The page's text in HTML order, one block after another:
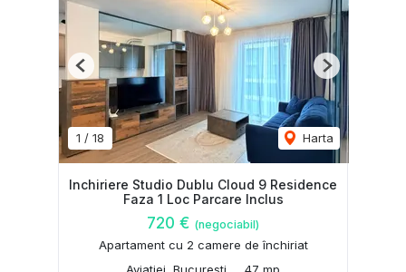
1 / 18 Harta
Previous Next
Inchiriere Studio Dublu Cloud 9 Residence
Faza 1 Loc Parcare Inclus
720 € (negociabil)
Apartament cu 2 camere de închiriat
Aviatiei, Bucuresti
47 mp